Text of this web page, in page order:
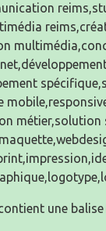
métier,solution
une